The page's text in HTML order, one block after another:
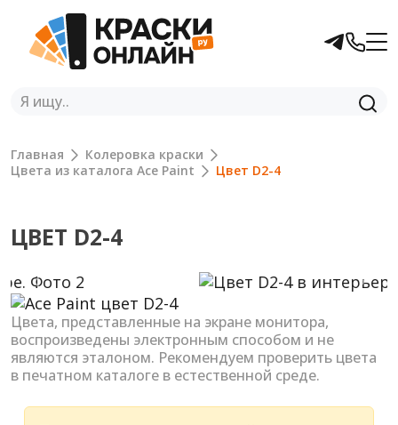
Главная
Колеровка краски
Цвета из каталога Ace Paint
Цвет D2-4
ЦВЕТ D2-4
Previous Next
Цвета, представленные на экране монитора,
воспроизведены электронным способом и не
являются эталоном. Рекомендуем проверить цвета
в печатном каталоге в естественной среде.